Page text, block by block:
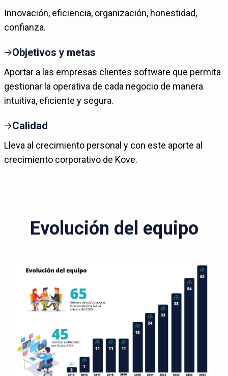
Innovación, eficiencia, organización, honestidad,
confianza.
Objetivos y metas
Aportar a las empresas clientes software que permita
gestionar la operativa de cada negocio de manera
intuitiva, eficiente y segura.
Calidad
Lleva al crecimiento personal y con este aporte al
crecimiento corporativo de Kove.
Evolución del equipo